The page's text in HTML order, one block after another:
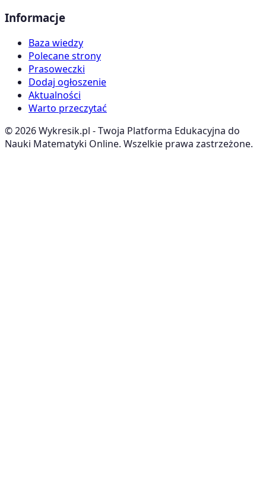
Informacje
Baza wiedzy
Polecane strony
Prasoweczki
Dodaj ogłoszenie
Aktualności
Warto przeczytać
©2026Wykresik.pl - Twoja Platforma Edukacyjna do
Nauki Matematyki Online. Wszelkie prawa zastrzeżone.